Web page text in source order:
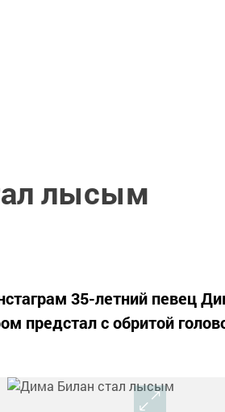
лысым
35-летний певец
предстал с обритой